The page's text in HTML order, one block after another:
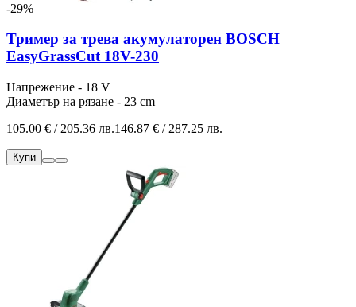
-29%
Тример за трева акумулаторен BOSCH
EasyGrassCut 18V-230
Напрежение - 18 V
Диаметър на рязане - 23 cm
105.00 € / 205.36 лв.146.87 € / 287.25 лв.
Купи